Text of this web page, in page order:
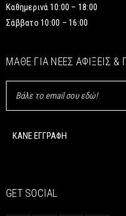
Καθημερινά 10:00 – 18:00
Σάββατο 10:00 – 16:00
ΜΆΘΕ ΓΙΑ ΝΈΕΣ ΑΦΊΞΕΙΣ &
GET SOCIAL